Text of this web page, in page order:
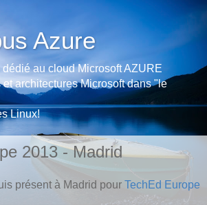
Azure
au cloud Microsoft AZURE
architectures Microsoft dans "le
Linux!
2013 - Madrid
présent à Madrid pour TechEd Europe